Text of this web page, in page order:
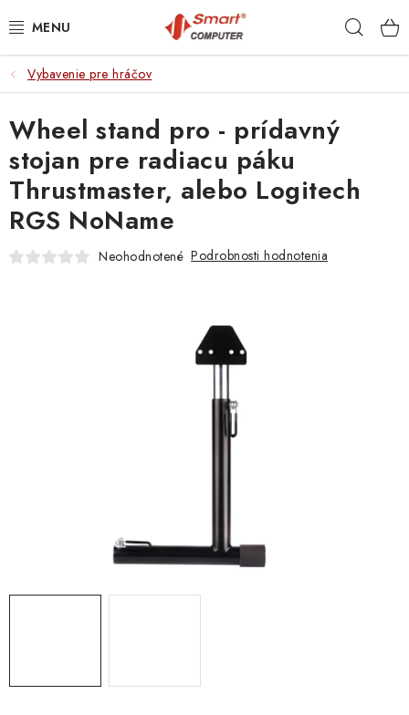
na
NOTEBOOKY
MOBILNÉ ZARIADENIA
PC A KOMPONENTY
PERIFÉRIE
TLAČIARNE
: OBĽÚBENÉ PRODUKTY
: TOP PRODUKTY
Vybavenie pre hráčov
Wheel stand pro - prídavný
stojan pre radiacu páku
Thrustmaster, alebo Logitech
RGS NoName
Neohodnotené Podrobnosti hodnotenia